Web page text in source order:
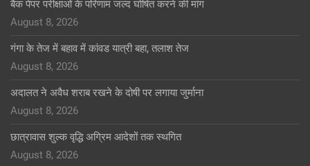
बैक पेपर परीक्षाओं के परिणाम जल्द घोषित करने की मांग
August 8, 2026
गंगा के तेज में बहाव में कांवड यात्री बहा, तलाश तेज
August 8, 2026
अदालत ने अवैध शराब रखने के दोषी पर लगाया जुर्माना
August 8, 2026
छात्रावास शुल्क वृद्धि अग्रिम आदेशों तक स्थगित
August 8, 2026